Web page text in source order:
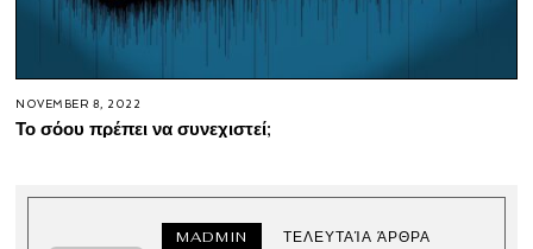
NOVEMBER 8, 2022
Το σόου πρέπει να συνεχιστεί;
MADMIN ΤΕΛΕΥΤΑΊΑ ΆΡΘΡΑ